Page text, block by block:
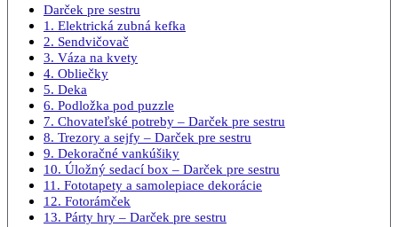
Darček pre sestru
1. Elektrická zubná kefka
2. Sendvičovač
3. Váza na kvety
4. Obliečky
5. Deka
6. Podložka pod puzzle
7. Chovateľské potreby – Darček pre sestru
8. Trezory a sejfy – Darček pre sestru
9. Dekoračné vankúšiky
10. Úložný sedací box – Darček pre sestru
11. Fototapety a samolepiace dekorácie
12. Fotorámček
13. Párty hry – Darček pre sestru